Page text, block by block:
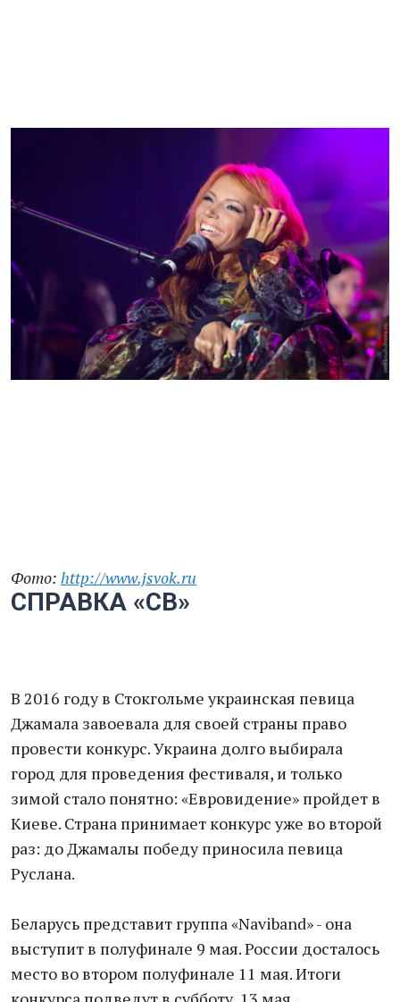
Фото: http://www.jsvok.ru
СПРАВКА «СВ»
В 2016 году в Стокгольме украинская певица
Джамала завоевала для своей страны право
провести конкурс. Украина долго выбирала
город для проведения фестиваля, и только
зимой стало понятно: «Евровидение» пройдет в
Киеве. Страна принимает конкурс уже во второй
раз: до Джамалы победу приносила певица
Руслана.
Беларусь представит группа «Naviband» - она
выступит в полуфинале 9 мая. России досталось
место во втором полуфинале 11 мая. Итоги